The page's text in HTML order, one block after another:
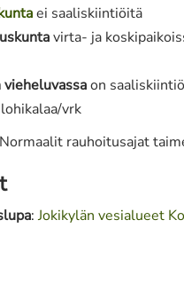
ei saaliskiintiöitä
virta- ja
on
vrk
Normaalit rauhoitusajat
:Jokikylän vesialueet